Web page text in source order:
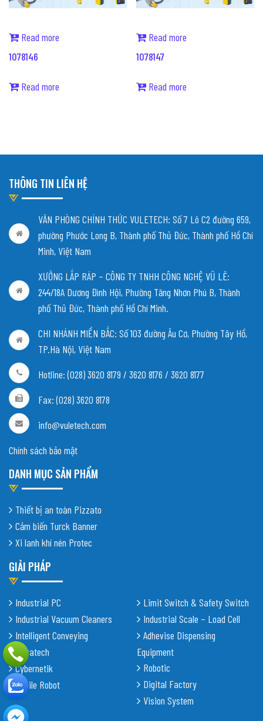
Read more
1078146
Read more
Read more
1078147
Read more
THÔNG TIN LIÊN HỆ
VĂN PHÒNG CHÍNH THỨC VULETECH: Số 7 Lô C2 đường 659,
phường Phước Long B, Thành phố Thủ Đức, Thành phố Hồ Chí
Minh, Việt Nam
XƯỞNG LẮP RÁP – CÔNG TY TNHH CÔNG NGHỆ VŨ LÊ:
244/18A Dương Đình Hội, Phường Tăng Nhơn Phú B, Thành
phố Thủ Đức, Thành phố Hồ Chí Minh.
CHI NHÁNH MIỀN BẮC: Số 103 đường Âu Cơ, Phường Tây Hồ,
TP.Hà Nội, Việt Nam
Hotline: (028) 3620 8179 / 3620 8176 / 3620 8177
Fax: (028) 3620 8178
info@vuletech.com
Chính sách bảo mật
DANH MỤC SẢN PHẨM
Thiết bị an toàn Pizzato
Cảm biến Turck Banner
Xi lanh khí nén Protec
GIẢI PHÁP
Industrial PC
Industrial Vacuum Cleaners
Intelligent Conveying
Shiratech
Cybernetik
Mobile Robot
Limit Switch & Safety Switch
Industrial Scale – Load Cell
Adhevise Dispensing
Equipment
Robotic
Digital Factory
Vision System